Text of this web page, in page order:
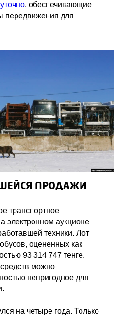
, обеспечивающие
передвижения для
ПРОДАЖИ
транспортное
электронном аукционе
техники. Лот
оцененных как
93 314 747 тенге.
можно
непригодное для
на четыре года. Только